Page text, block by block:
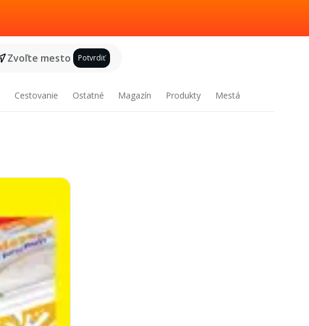
Zvoľte mesto Potvrdiť
Cestovanie Ostatné Magazín Produkty Mestá